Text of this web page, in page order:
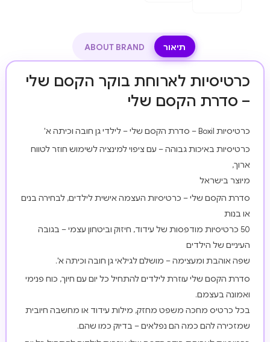
תיאור ABOUT BRAND
כרטיסיות לארוחת בוקר הקסם שלי
– סדרת הקסם שלי
כרטיסיות Boxil – סדרת הקסם שלי – לילדי גן חובה וכיתה א'
כרטיסיות באיכות גבוהה – עם ציפוי למינציה לשימוש חוזר לטווח
ארוך,
מיוצר בישראל
סדרת הקסם שלי – כרטיסיות העצמה אישית לילדים, לבחירה בנים
או בנות
50 כרטיסיות מודפסות של עידוד, חיזוק וביטחון עצמי – בגובה
העיניים של הילדים
שפה אוהבת ומעצימה – מושלם לגילאי גן חובה וכיתה א'.
סדרת הקסם שלי עוזרת לילדים להתחיל כל יום עם חיוך, כוח פנימי
ואמונה בעצמם.
בכל כרטיס מחכה משפט מחזק, מילות עידוד או מחשבה חיובית
שמזכירה להם כמה הם נפלאים – בדיוק כמו שהם.